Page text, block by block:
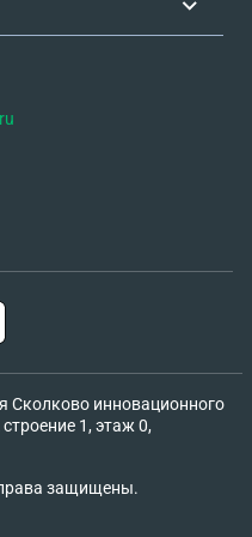
вообще на самом
к иску приложил?
Сколково инновационного
1, этаж 0,
защищены.